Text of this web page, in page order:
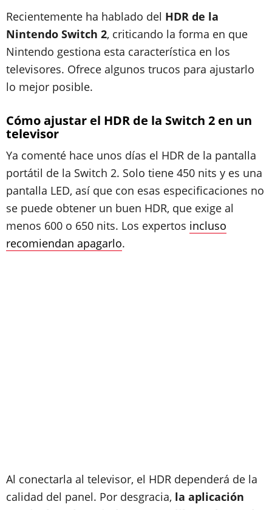
Recientemente ha hablado del HDR de la
Nintendo Switch 2, criticando la forma en que
Nintendo gestiona esta característica en los
televisores. Ofrece algunos trucos para ajustarlo
lo mejor posible.
Cómo ajustar el HDR de la Switch 2 en un
televisor
Ya comenté hace unos días el HDR de la pantalla
portátil de la Switch 2. Solo tiene 450 nits y es una
pantalla LED, así que con esas especificaciones no
se puede obtener un buen HDR, que exige al
menos 600 o 650 nits. Los expertos incluso
recomiendan apagarlo.
Al conectarla al televisor, el HDR dependerá de la
calidad del panel. Por desgracia, la aplicación